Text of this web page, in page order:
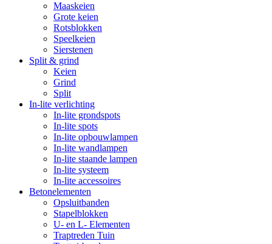
Maaskeien
Grote keien
Rotsblokken
Speelkeien
Sierstenen
Split & grind
Keien
Grind
Split
In-lite verlichting
In-lite grondspots
In-lite spots
In-lite opbouwlampen
In-lite wandlampen
In-lite staande lampen
In-lite systeem
In-lite accessoires
Betonelementen
Opsluitbanden
Stapelblokken
U- en L- Elementen
Traptreden Tuin